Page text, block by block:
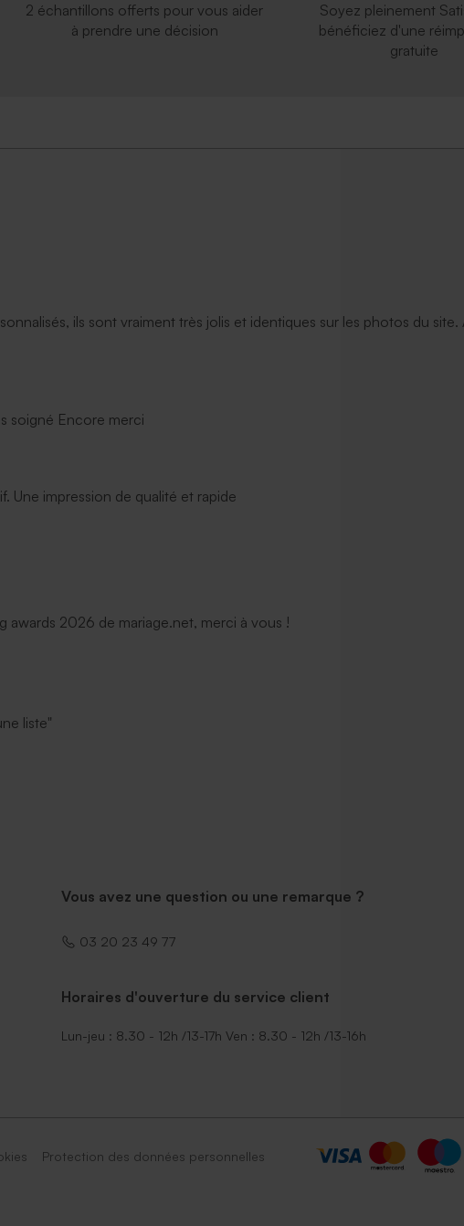
2 échantillons offerts pour vous aider
à prendre une décision
Soyez pleinement
bénéficiez d'une
gratuite
ils sont vraiment très jolis et identiques sur les photos du
soigné Encore merci
Une impression de qualité et rapide
awards 2026 de mariage.net, merci à vous !
liste"
Vous avez une question ou une remarque ?
03 20 23 49 77
Horaires d'ouverture du service client
Lun-jeu : 8.30 - 12h /13-17h Ven : 8.30 - 12h /13-16h
Protection des données personnelles